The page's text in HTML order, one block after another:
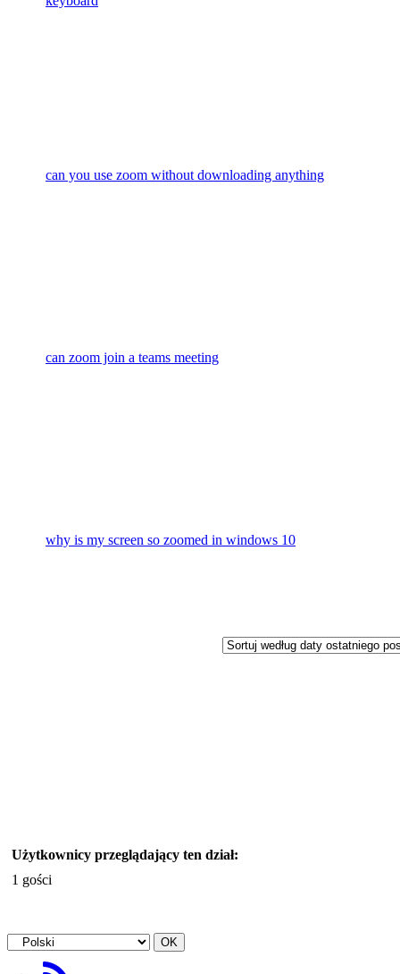
can you use zoom without downloading anything
can zoom join a teams meeting
why is my screen so zoomed in windows 10
Użytkownicy przeglądający ten dział:
1 gości